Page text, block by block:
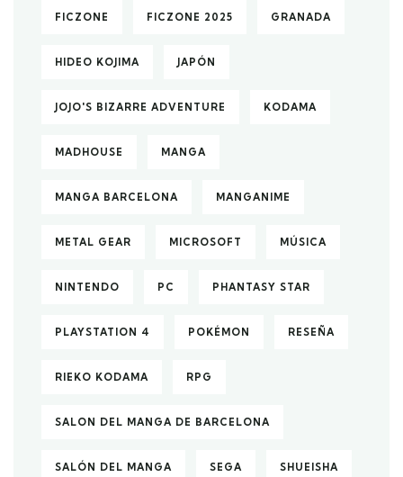
FICZONE FICZONE 2025 GRANADA
HIDEO KOJIMA JAPÓN
JOJO'S BIZARRE ADVENTURE KODAMA
MADHOUSE MANGA
MANGA BARCELONA MANGANIME
METAL GEAR MICROSOFT MÚSICA
NINTENDO PC PHANTASY STAR
PLAYSTATION 4 POKÉMON RESEÑA
RIEKO KODAMA RPG
SALON DEL MANGA DE BARCELONA
SALÓN DEL MANGA SEGA SHUEISHA